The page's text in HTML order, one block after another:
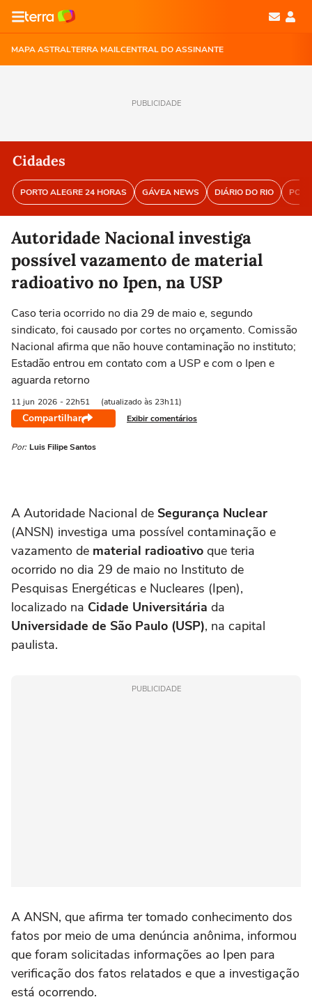
MAPA ASTRALTERRA MAILCENTRAL DO ASSINANTE
PUBLICIDADE
Cidades
PORTO ALEGRE 24 HORAS GÁVEA NEWS DIÁRIO DO RIO
Autoridade Nacional investiga
possível vazamento de material
radioativo no Ipen, na USP
Caso teria ocorrido no dia 29 de maio e, segundo
sindicato, foi causado por cortes no orçamento. Comissão
Nacional afirma que não houve contaminação no instituto;
Estadão entrou em contato com a USP e com o Ipen e
aguarda retorno
11 jun 2026 - 22h51 (atualizado às 23h11)
Compartilhar Exibir comentários
Por: Luis Filipe Santos
A Autoridade Nacional de Segurança Nuclear
(ANSN) investiga uma possível contaminação e
vazamento de material radioativo que teria
ocorrido no dia 29 de maio no Instituto de
Pesquisas Energéticas e Nucleares (Ipen),
localizado na Cidade Universitária da
Universidade de São Paulo (USP), na capital
paulista.
PUBLICIDADE
A ANSN, que afirma ter tomado conhecimento dos
fatos por meio de uma denúncia anônima, informou
que foram solicitadas informações ao Ipen para
verificação dos fatos relatados e que a investigação
está ocorrendo.